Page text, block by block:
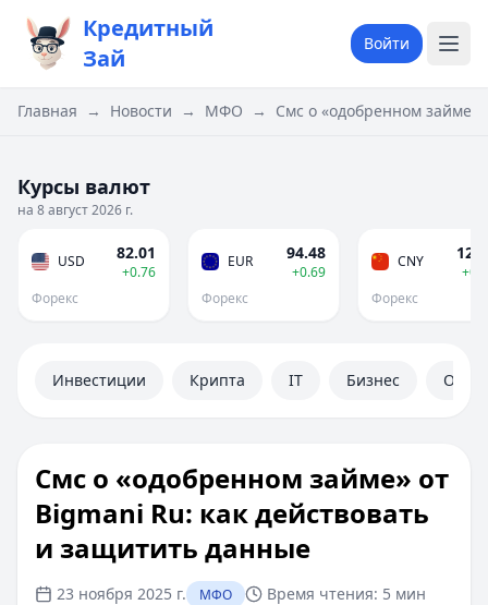
Кредитный
Зай
Войти
Главная → Новости → МФО → Смс о «одобренном займе»
Курсы валют
на 8 август 2026 г.
USD 82.01
+0.76
Форекс
EUR 94.48
+0.69
Форекс
CNY
Форекс
Инвестиции Крипта IT Бизнес
Смс о «одобренном займе» от
Bigmani Ru: как действовать
и защитить данные
23 ноября 2025 г. МФО Время чтения: 5 мин